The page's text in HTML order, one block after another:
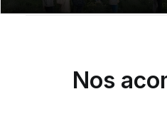
Nos